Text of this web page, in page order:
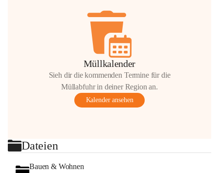
Müllkalender
Sieh dir die kommenden Termine für die
Müllabfuhr in deiner Region an.
Kalender ansehen
Dateien
Bauen & Wohnen